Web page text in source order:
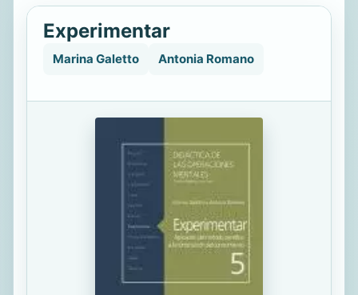
Experimentar
Marina Galetto Antonia Romano